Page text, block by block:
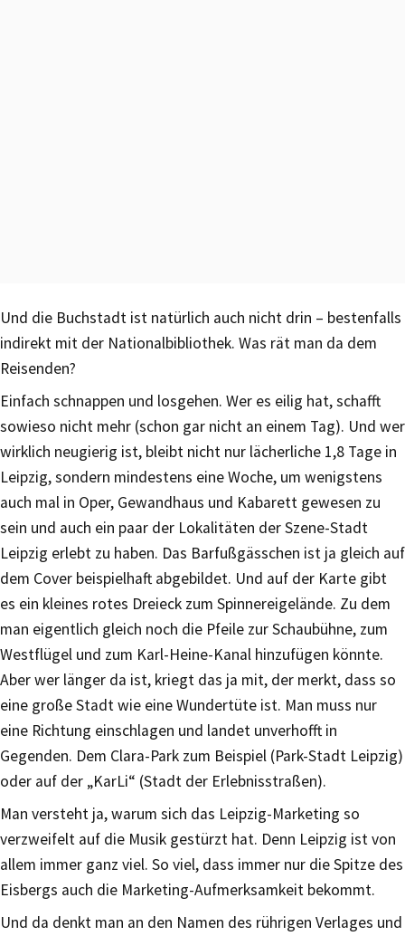
Und die Buchstadt ist natürlich auch nicht drin – bestenfalls
indirekt mit der Nationalbibliothek. Was rät man da dem
Reisenden?
Einfach schnappen und losgehen. Wer es eilig hat, schafft
sowieso nicht mehr (schon gar nicht an einem Tag). Und wer
wirklich neugierig ist, bleibt nicht nur lächerliche 1,8 Tage in
Leipzig, sondern mindestens eine Woche, um wenigstens
auch mal in Oper, Gewandhaus und Kabarett gewesen zu
sein und auch ein paar der Lokalitäten der Szene-Stadt
Leipzig erlebt zu haben. Das Barfußgässchen ist ja gleich auf
dem Cover beispielhaft abgebildet. Und auf der Karte gibt
es ein kleines rotes Dreieck zum Spinnereigelände. Zu dem
man eigentlich gleich noch die Pfeile zur Schaubühne, zum
Westflügel und zum Karl-Heine-Kanal hinzufügen könnte.
Aber wer länger da ist, kriegt das ja mit, der merkt, dass so
eine große Stadt wie eine Wundertüte ist. Man muss nur
eine Richtung einschlagen und landet unverhofft in
Gegenden. Dem Clara-Park zum Beispiel (Park-Stadt Leipzig)
oder auf der „KarLi“ (Stadt der Erlebnisstraßen).
Man versteht ja, warum sich das Leipzig-Marketing so
verzweifelt auf die Musik gestürzt hat. Denn Leipzig ist von
allem immer ganz viel. So viel, dass immer nur die Spitze des
Eisbergs auch die Marketing-Aufmerksamkeit bekommt.
Und da denkt man an den Namen des rührigen Verlages und